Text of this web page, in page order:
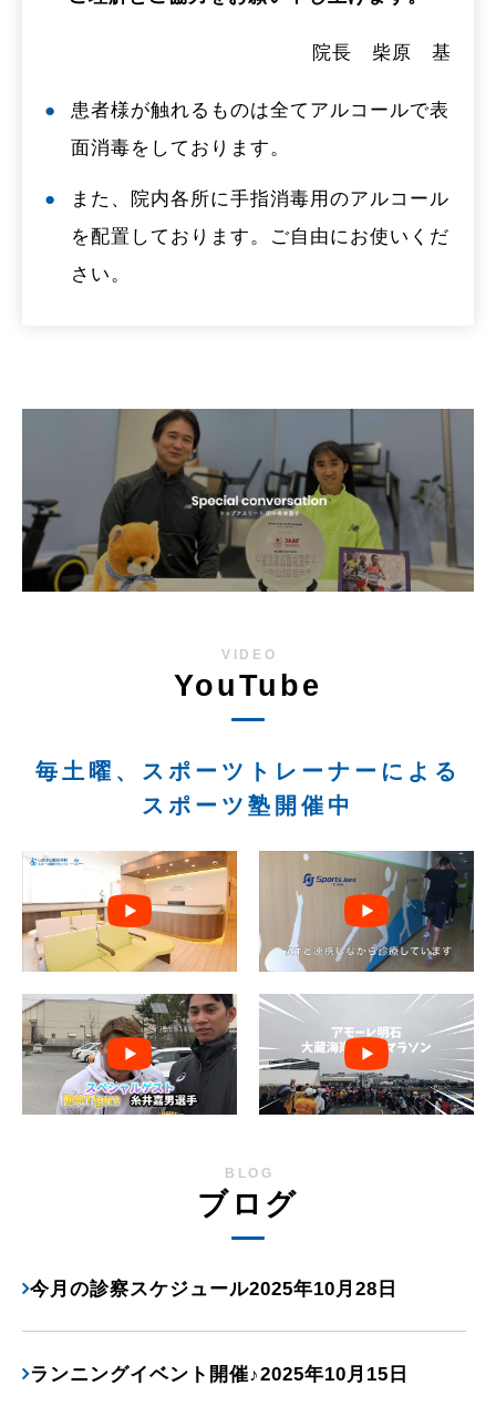
院長 柴原 基
患者様が触れるものは全てアルコールで表
面消毒をしております。
また、院内各所に手指消毒用のアルコール
を配置しております。ご自由にお使いくだ
さい。
VIDEO
YouTube
毎土曜、スポーツトレーナーによる
スポーツ塾開催中
BLOG
ブログ
今月の診察スケジュール2025年10月28日
ランニングイベント開催♪2025年10月15日